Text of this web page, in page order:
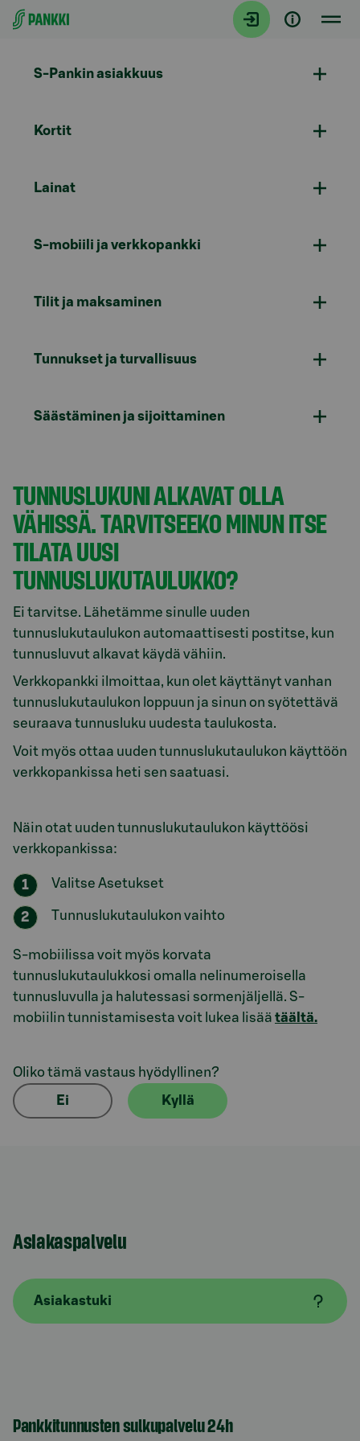
Siirry suoraan sisältöön
S-Pankin asiakkuus
Kortit
Lainat
S-mobiili ja verkkopankki
Tilit ja maksaminen
Tunnukset ja turvallisuus
Säästäminen ja sijoittaminen
TUNNUSLUKUNI ALKAVAT OLLA
VÄHISSÄ. TARVITSEEKO MINUN ITSE
TILATA UUSI
TUNNUSLUKUTAULUKKO?
Ei tarvitse. Lähetämme sinulle uuden
tunnuslukutaulukon automaattisesti postitse, kun
tunnusluvut alkavat käydä vähiin.
Verkkopankki ilmoittaa, kun olet käyttänyt vanhan
tunnuslukutaulukon loppuun ja sinun on syötettävä
seuraava tunnusluku uudesta taulukosta.
Voit myös ottaa uuden tunnuslukutaulukon käyttöön
verkkopankissa heti sen saatuasi.
Näin otat uuden tunnuslukutaulukon käyttöösi
verkkopankissa:
Valitse Asetukset
Tunnuslukutaulukon vaihto
S-mobiilissa voit myös korvata
tunnuslukutaulukkosi omalla nelinumeroisella
tunnusluvulla ja halutessasi sormenjäljellä. S-
mobiilin tunnistamisesta voit lukea lisää täältä.
Oliko tämä vastaus hyödyllinen?
Ei Kyllä
Asiakaspalvelu
Asiakastuki
Pankkitunnusten sulkupalvelu 24h